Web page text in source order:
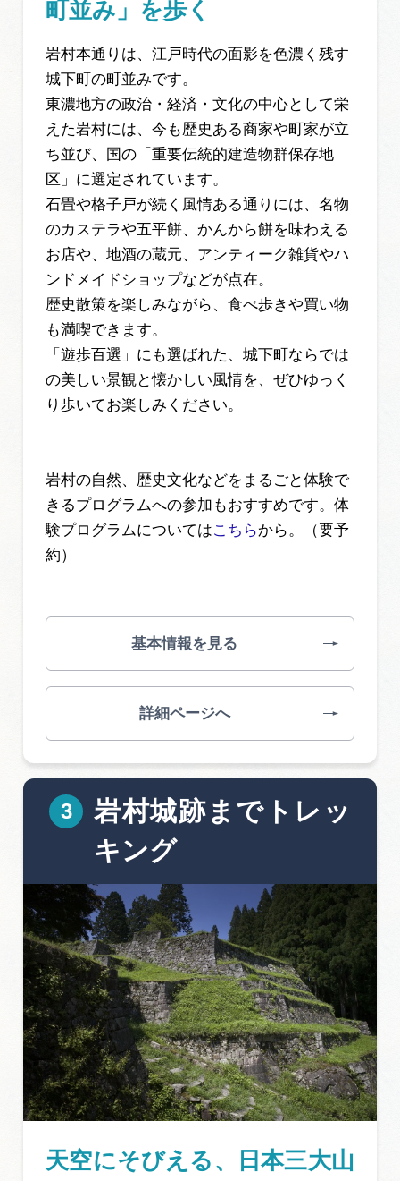
町並み」を歩く
岩村本通りは、江戸時代の面影を色濃く残す
城下町の町並みです。
東濃地方の政治・経済・文化の中心として栄
えた岩村には、今も歴史ある商家や町家が立
ち並び、国の「重要伝統的建造物群保存地
区」に選定されています。
石畳や格子戸が続く風情ある通りには、名物
のカステラや五平餅、かんから餅を味わえる
お店や、地酒の蔵元、アンティーク雑貨やハ
ンドメイドショップなどが点在。
歴史散策を楽しみながら、食べ歩きや買い物
も満喫できます。
「遊歩百選」にも選ばれた、城下町ならでは
の美しい景観と懐かしい風情を、ぜひゆっく
り歩いてお楽しみください。
岩村の自然、歴史文化などをまるごと体験で
きるプログラムへの参加もおすすめです。体
験プログラムについてはこちらから。（要予
約）
基本情報を見る
詳細ページへ
岩村城跡までトレッ
キング
天空にそびえる、日本三大山